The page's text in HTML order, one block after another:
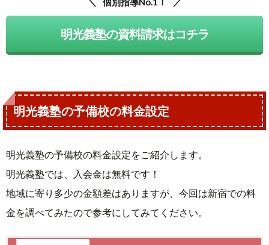
明光義塾の資料請求はコチラ
明光義塾の予備校の料金設定
明光義塾の予備校の料金設定をご紹介します。
明光義塾では、入会金は無料です！
地域に寄り多少の金額差はありますが、今回は新宿での料
金を調べてみたので参考にしてみてください。